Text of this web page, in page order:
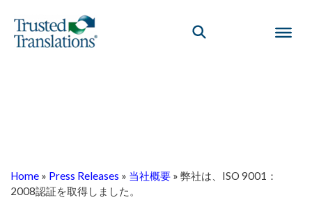
Home » Press Releases » 当社概要 » 弊社は、ISO 9001：
2008認証を取得しました。